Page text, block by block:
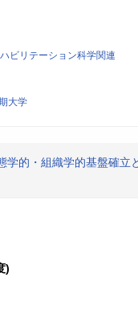
ビリテーション科学関連
大学
学的・組織学的基盤確立
)